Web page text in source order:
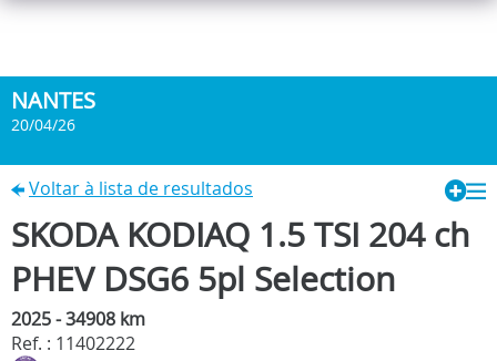
NANTES
20/04/26
Voltar à lista de resultados
SKODA KODIAQ 1.5 TSI 204 ch
PHEV DSG6 5pl Selection
2025 - 34908 km
Ref. : 11402222